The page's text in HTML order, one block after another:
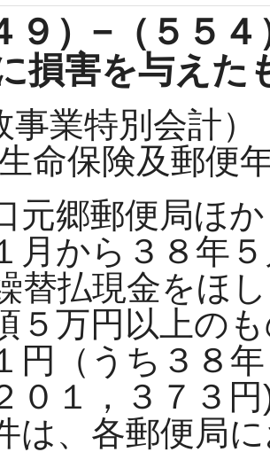
９）−（５５
損害を与えた
事業特別会計）
命保険及郵便
郷郵便局ほか
月から３８年
替払現金をほ
５万円以上の
円（うち３８
０１，３７３
は、各郵便局